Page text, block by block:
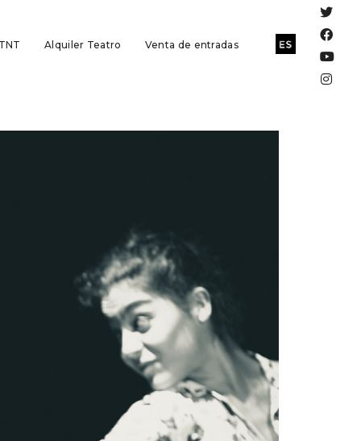
Alquiler Teatro Venta de entradas